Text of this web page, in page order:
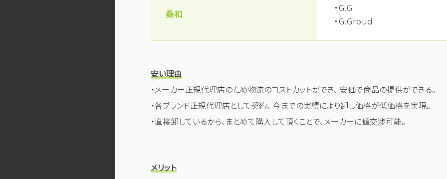
桑和
・G.G
・G.Groud
安い理由
・メーカー正規代理店のため物流のコストカットができ、 安価で商品の提供ができる。
・各ブランド正規代理店として契約、 今までの実績により卸し価格が低価格を実現。
・直接卸しているから、まとめて購入して頂くことで、メーカーに値交渉可能。
メリット